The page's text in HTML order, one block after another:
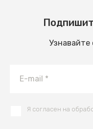
Узнавайте
Я согласен на